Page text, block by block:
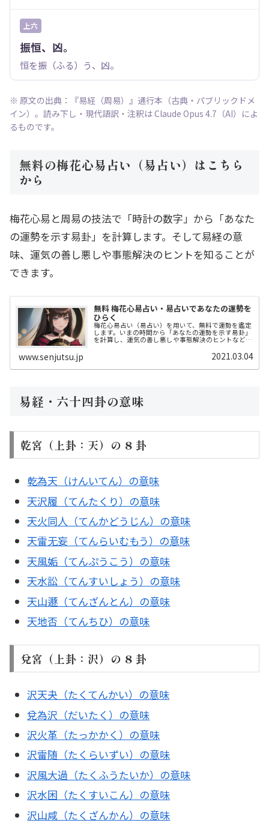
上六
振恒、凶。
恒を振（ふる）う、凶。
※ 原文の出典：『易経（周易）』通行本（古典・パブリックドメ
イン）。読み下し・現代語訳・注釈は Claude Opus 4.7（AI）によ
るものです。
無料の梅花心易占い（易占い）はこちら
から
梅花心易と周易の技法で「時計の数字」から「あなた
の運勢を示す易卦」を計算します。そして易経の意
味、運気の善し悪しや事態解決のヒントを知ることが
できます。
無料 梅花心易占い・易占いであなたの運勢を
ひらく
梅花心易占い（易占い）を用いて、無料で運勢を鑑定
します。いまの時間から「あなたの運勢を示す易卦」
を計算し、運気の善し悪しや事態解決のヒントなどを
www.senjutsu.jp 2021.03.04
易経・六十四卦の意味
乾宮（上卦：天）の 8 卦
乾為天（けんいてん）の意味
天沢履（てんたくり）の意味
天火同人（てんかどうじん）の意味
天雷无妄（てんらいむもう）の意味
天風姤（てんぷうこう）の意味
天水訟（てんすいしょう）の意味
天山遯（てんざんとん）の意味
天地否（てんちひ）の意味
兌宮（上卦：沢）の 8 卦
沢天夬（たくてんかい）の意味
兌為沢（だいたく）の意味
沢火革（たっかかく）の意味
沢雷随（たくらいずい）の意味
沢風大過（たくふうたいか）の意味
沢水困（たくすいこん）の意味
沢山咸（たくざんかん）の意味